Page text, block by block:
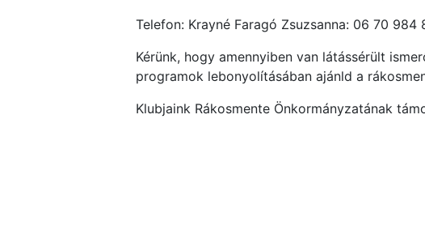
Telefon: Krayné Faragó Zsuzsanna: 06 70
Kérünk, hogy amennyiben van látássérült
programok lebonyolításában ajánld a
Klubjaink Rákosmente Önkormányzatának